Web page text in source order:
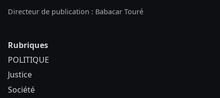
Directeur de publication : Babacar Touré
Rubriques
POLITIQUE
Justice
Société